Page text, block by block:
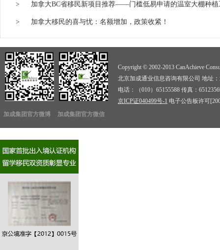
> 加拿大BC省移民新项目推荐——门槛低易申请的温室大棚种植
> 加拿大移民的喜与忧：名额增加，政策收紧！
加成集团官方微博 加成集团官方微信
Copyright © 2002-2013 CanAchieve
北京加成通业信息咨询有限公司 地址
电话：（010）65155588 传真：
京ICP证040499号-1 电子公告板许可